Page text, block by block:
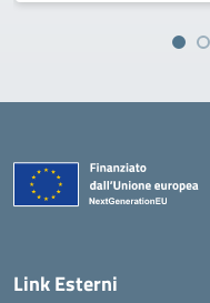
Link Esterni